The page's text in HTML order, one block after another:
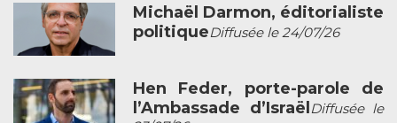
Michaël Darmon, éditorialiste
politiqueDiffusée le 24/07/26
Hen Feder, porte-parole de
l’Ambassade d’Israël Diffusée le